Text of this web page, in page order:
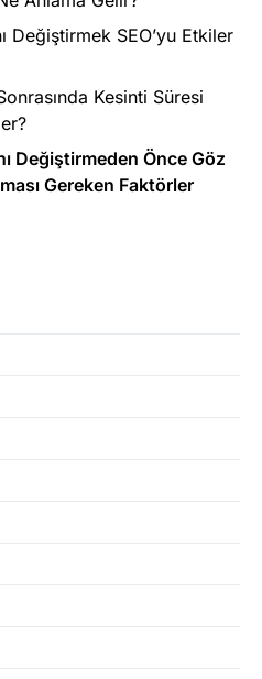
Değiştirmek SEO’yu Etkiler
Kesinti Süresi
Değiştirmeden Önce Göz
Gereken Faktörler